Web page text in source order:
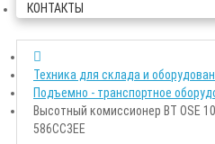
КОНТАКТЫ
Техника для склада и
Подъемно - транспортное
Высотный комиссионер BT OSE
586CC3EE